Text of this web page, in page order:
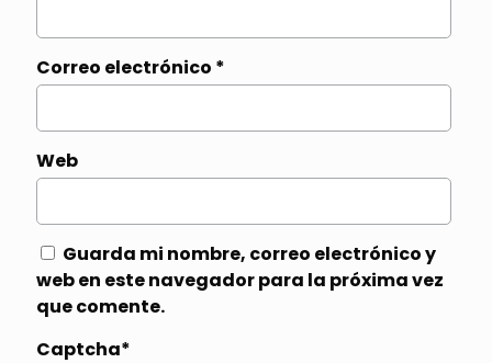
Correo electrónico *
Web
Guarda mi nombre, correo electrónico y
web en este navegador para la próxima vez
que comente.
Captcha*